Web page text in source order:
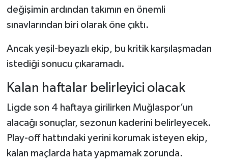
değişimin ardından takımın en önemli
sınavlarından biri olarak öne çıktı.
Ancak yeşil-beyazlı ekip, bu kritik karşılaşmadan
istediği sonucu çıkaramadı.
Kalan haftalar belirleyici olacak
Ligde son 4 haftaya girilirken Muğlaspor’un
alacağı sonuçlar, sezonun kaderini belirleyecek.
Play-off hattındaki yerini korumak isteyen ekip,
kalan maçlarda hata yapmamak zorunda.